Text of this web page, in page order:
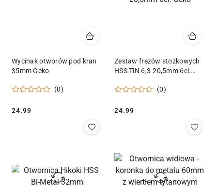
Wycinak otworów pod kran
35mm Geko
(0)
Cena:
24.99
Zestaw frezów stożkowych
HSS TiN 6,3-20,5mm 6el.
(0)
Cena:
24.99